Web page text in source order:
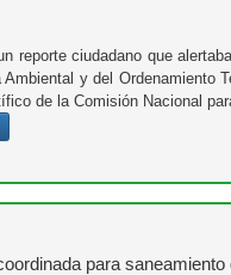
reporte ciudadano que
Ambiental y del Ordenamiento
de la Comisión Nacional
para